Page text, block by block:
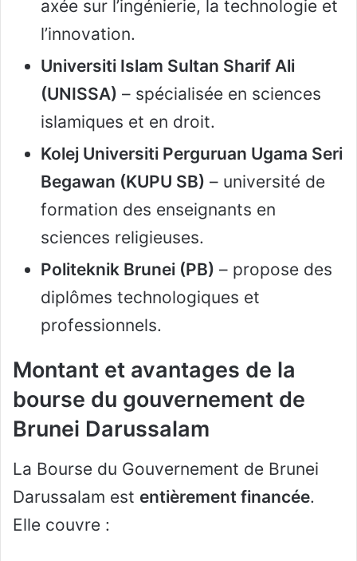
axée sur l’ingénierie, la technologie et
l’innovation.
Universiti Islam Sultan Sharif Ali
(UNISSA) – spécialisée en sciences
islamiques et en droit.
Kolej Universiti Perguruan Ugama Seri
Begawan (KUPU SB) – université de
formation des enseignants en
sciences religieuses.
Politeknik Brunei (PB) – propose des
diplômes technologiques et
professionnels.
Montant et avantages de la
bourse du gouvernement de
Brunei Darussalam
La Bourse du Gouvernement de Brunei
Darussalam est entièrement financée.
Elle couvre :